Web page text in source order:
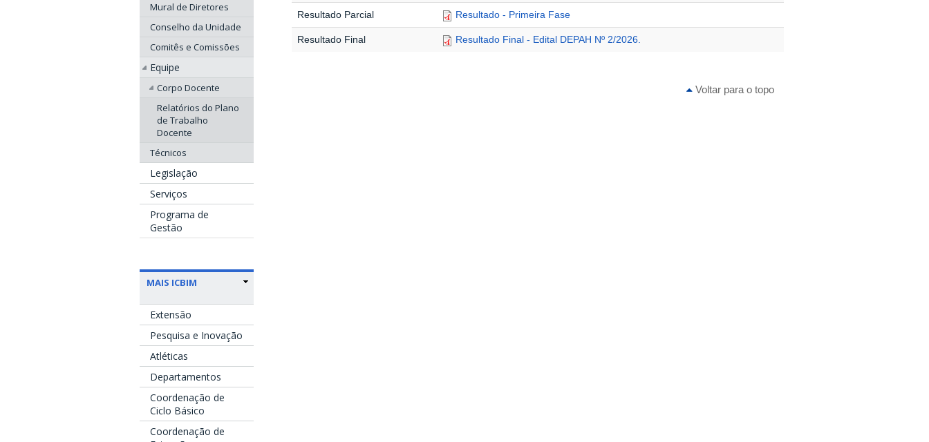
Mural de Diretores
Conselho da Unidade
Comitês e Comissões
Equipe
Corpo Docente
Relatórios do Plano
de Trabalho
Docente
Técnicos
Legislação
Serviços
Programa de
Gestão
MAIS ICBIM
Extensão
Pesquisa e Inovação
Atléticas
Departamentos
Coordenação de
Ciclo Básico
Coordenação de
Resultado Parcial Resultado - Primeira Fase
Resultado Final Resultado Final - Edital DEPAH Nº 2/2026.
Voltar para o topo